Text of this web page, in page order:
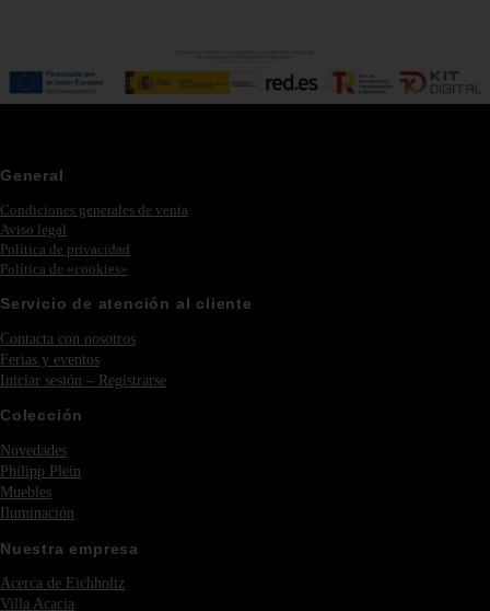
General
Condiciones generales de venta
Aviso legal
Política de privacidad
Política de «cookies»
Servicio de atención al cliente
Contacta con nosotros
Ferias y eventos
Iniciar sesión – Registrarse
Colección
Novedades
Philipp Plein
Muebles
Iluminación
Nuestra empresa
Acerca de Eichholtz
Villa Acacia